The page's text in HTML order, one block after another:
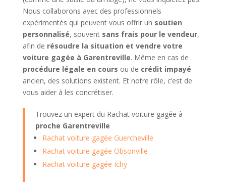
Nous collaborons avec des professionnels
expérimentés qui peuvent vous offrir un soutien
personnalisé, souvent sans frais pour le vendeur,
afin de résoudre la situation et vendre votre
voiture gagée à Garentreville. Même en cas de
procédure légale en cours ou de crédit impayé
ancien, des solutions existent. Et notre rôle, c’est de
vous aider à les concrétiser.
Trouvez un expert du Rachat voiture gagée à
proche Garentreville
Rachat voiture gagée Guercheville
Rachat voiture gagée Obsonville
Rachat voiture gagée Ichy